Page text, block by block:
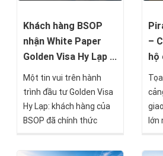
Khách hàng BSOP
nhận White Paper
Golden Visa Hy Lạp ...
Một tin vui trên hành
trình đầu tư Golden Visa
Hy Lạp: khách hàng của
BSOP đã chính thức
– Giấy xác nhận tạm thời
–
hộ
lớn